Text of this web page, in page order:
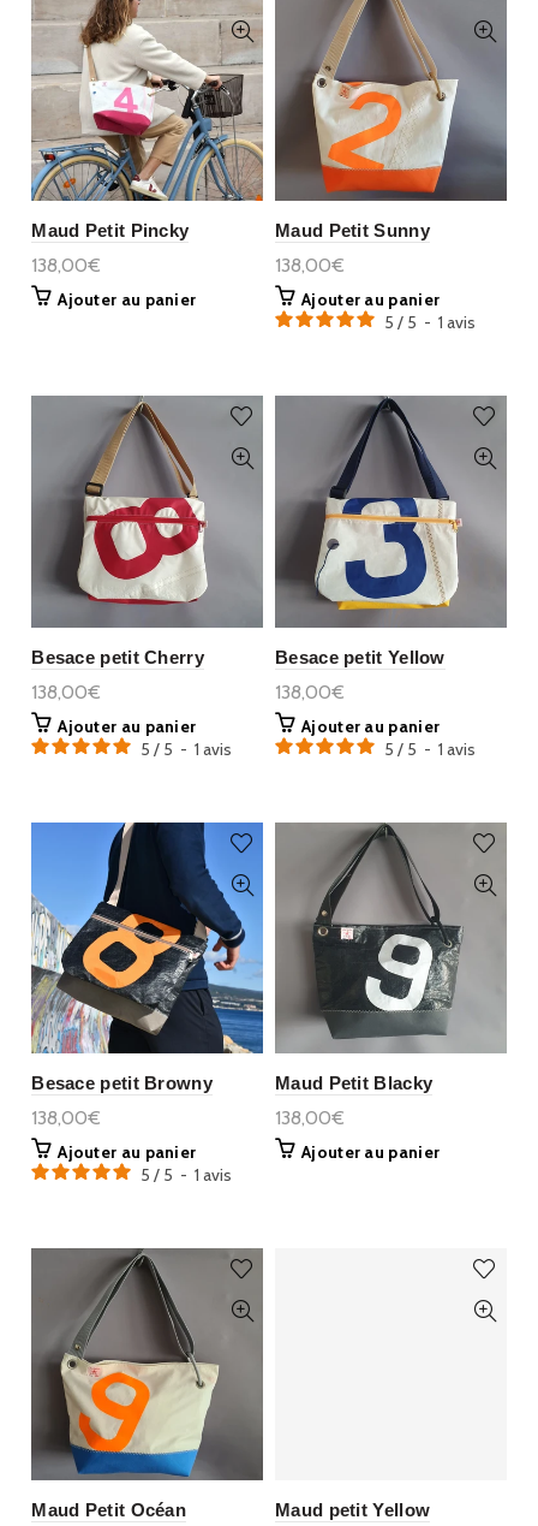
Maud Petit Pincky
138,00€
Ajouter au panier
Maud Petit Sunny
138,00€
Ajouter au panier
5 / 5 - 1 avis
Besace petit Cherry
138,00€
Ajouter au panier
5 / 5 - 1avis
Besace petit Yellow
138,00€
Ajouter au panier
5 / 5 - 1 avis
Besace petit Browny
138,00€
Ajouter au panier
5 / 5 - 1avis
Maud Petit Blacky
138,00€
Ajouter au panier
Maud Petit Océan Maud petit Yellow